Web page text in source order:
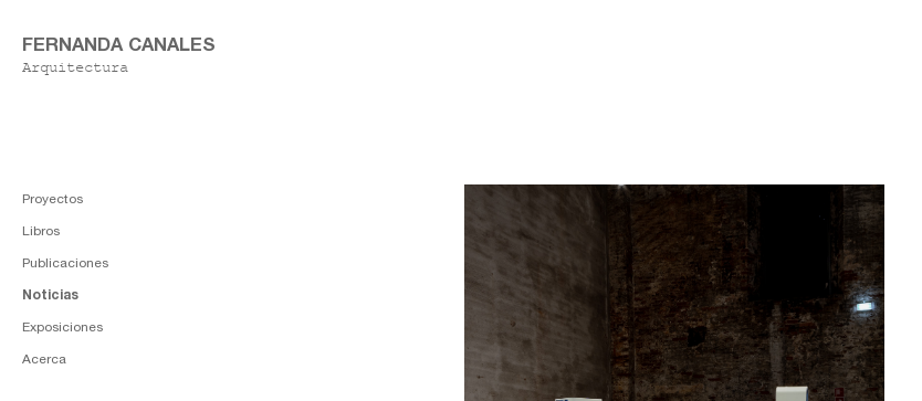
FERNANDA CANALES
Arquitectura
Proyectos
Libros
Publicaciones
Noticias
Exposiciones
Acerca